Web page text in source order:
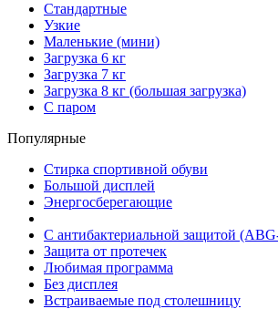
Стандартные
Узкие
Маленькие (мини)
Загрузка 6 кг
Загрузка 7 кг
Загрузка 8 кг (большая загрузка)
С паром
Популярные
Стирка спортивной обуви
Большой дисплей
Энергосберегающие
С антибактериальной защитой
Защита от протечек
Любимая программа
Без дисплея
Встраиваемые под столешницу